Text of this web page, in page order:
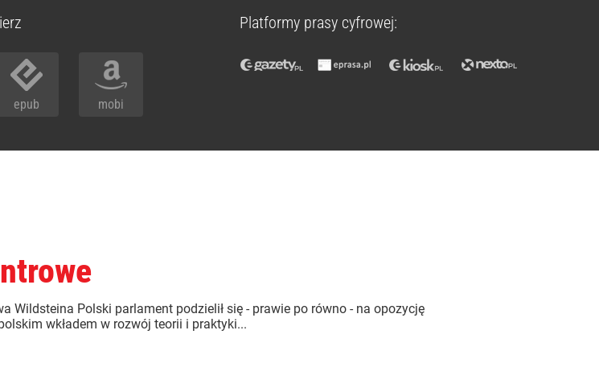
epub mobi
Platformy prasy cyfrowej:
Wildsteina Polski parlament podzielił się - prawie po równo - na opozycję
wkładem w rozwój teorii i praktyki...